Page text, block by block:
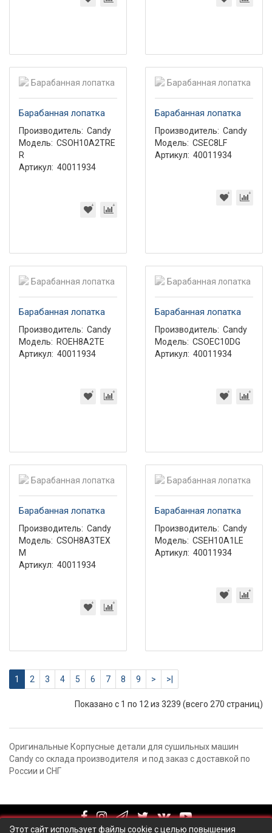
Барабанная лопатка
Производитель: Candy
Модель: CSOH10A2TRE
R
Артикул: 40011934
Барабанная лопатка
Производитель: Candy
Модель: CSEC8LF
Артикул: 40011934
Барабанная лопатка
Производитель: Candy
Модель: ROEH8A2TE
Артикул: 40011934
Барабанная лопатка
Производитель: Candy
Модель: CSOEC10DG
Артикул: 40011934
Барабанная лопатка
Производитель: Candy
Модель: CSOH8A3TEX
M
Артикул: 40011934
Барабанная лопатка
Производитель: Candy
Модель: CSEH10A1LE
Артикул: 40011934
1 2 3 4 5 6 7 8 9 > >|
Показано с 1 по 12 из 3239 (всего 270 страниц)
Оригинальные Корпусные детали для сушильных машин
Candy со склада производителя и под заказ с доставкой по
России и СНГ
Этот сайт использует файлы cookie с целью повышения